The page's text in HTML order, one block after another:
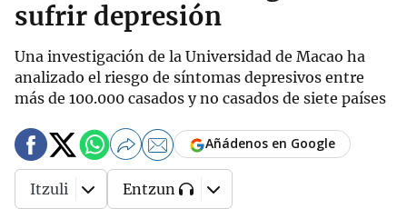
sufrir depresión
Una investigación de la Universidad de Macao ha
analizado el riesgo de síntomas depresivos entre
más de 100.000 casados y no casados de siete países
Añádenos en Google
Itzuli Entzun